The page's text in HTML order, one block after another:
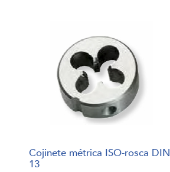
Cojinete métrica ISO-rosca DIN
13